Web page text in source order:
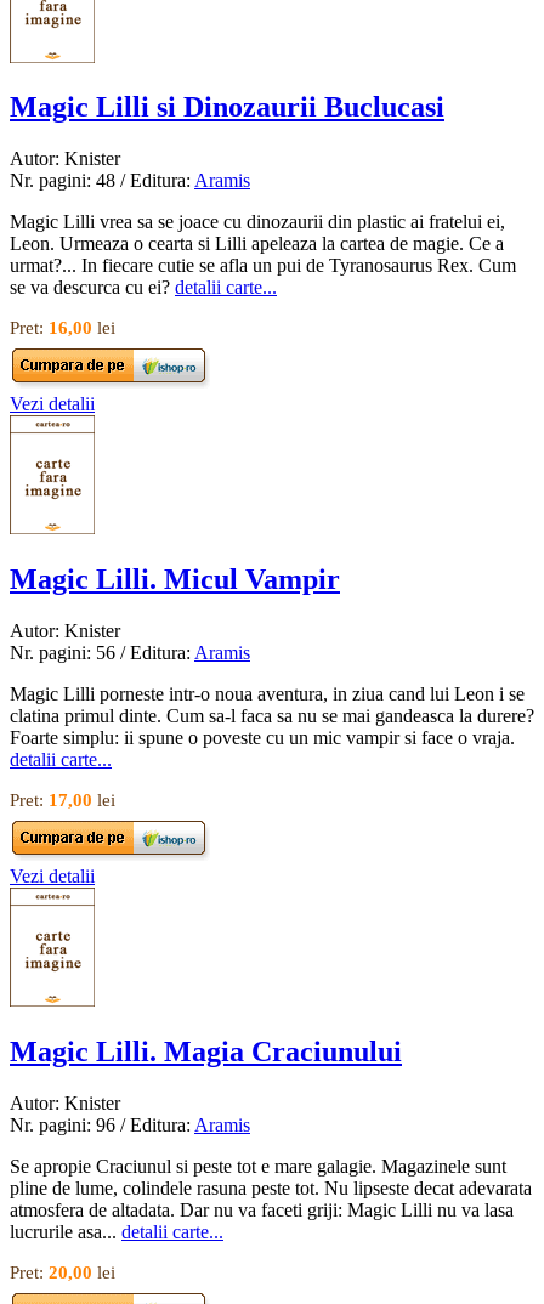
Magic Lilli si Dinozaurii Buclucasi
Autor: Knister
Nr. pagini: 48 / Editura: Aramis
Magic Lilli vrea sa se joace cu dinozaurii din plastic ai fratelui ei,
Leon. Urmeaza o cearta si Lilli apeleaza la cartea de magie. Ce a
urmat?... In fiecare cutie se afla un pui de Tyranosaurus Rex. Cum
se va descurca cu ei? detalii carte...
Pret: 16,00 lei
Vezi detalii
Magic Lilli. Micul Vampir
Autor: Knister
Nr. pagini: 56 / Editura: Aramis
Magic Lilli porneste intr-o noua aventura, in ziua cand lui Leon i se
clatina primul dinte. Cum sa-l faca sa nu se mai gandeasca la durere?
Foarte simplu: ii spune o poveste cu un mic vampir si face o vraja.
detalii carte...
Pret: 17,00 lei
Vezi detalii
Magic Lilli. Magia Craciunului
Autor: Knister
Nr. pagini: 96 / Editura: Aramis
Se apropie Craciunul si peste tot e mare galagie. Magazinele sunt
pline de lume, colindele rasuna peste tot. Nu lipseste decat adevarata
atmosfera de altadata. Dar nu va faceti griji: Magic Lilli nu va lasa
lucrurile asa... detalii carte...
Pret: 20,00 lei